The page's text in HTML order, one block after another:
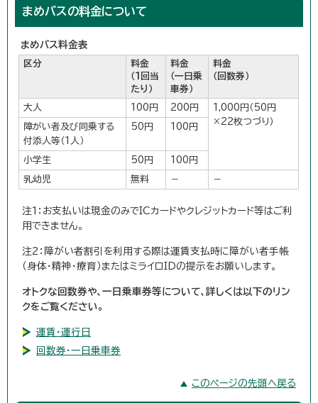
まめバスの料金について
まめバス料金表
区分
料金
（1回当
たり）
料金
（一日乗
車券）
料金
（回数券）
大人 100円 200円
1,000円（50円
×22枚つづり）
障がい者及び同乗する
付添人等（1人）
50円 100円
小学生 50円 100円
乳幼児 無料 － －
注1：お支払いは現金のみでICカードやクレジットカード等はご利
用できません。
注2：障がい者割引を利用する際は運賃支払時に障がい者手帳
（身体・精神・療育）またはミライロIDの提示をお願いします。
オトクな回数券や、一日乗車券等について、詳しくは以下のリン
クをご覧ください。
運賃・運行日
回数券・一日乗車券
このページの先頭へ戻る